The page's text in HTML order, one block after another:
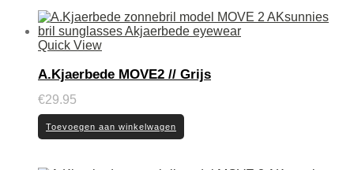
Quick View
A.Kjaerbede MOVE2 // Grijs
€29.95
Toevoegen aan winkelwagen